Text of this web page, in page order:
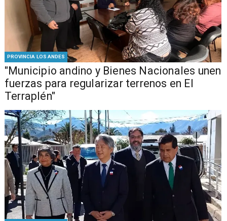
PROVINCIA LOS ANDES
"Municipio andino y Bienes Nacionales unen
fuerzas para regularizar terrenos en El
Terraplén"